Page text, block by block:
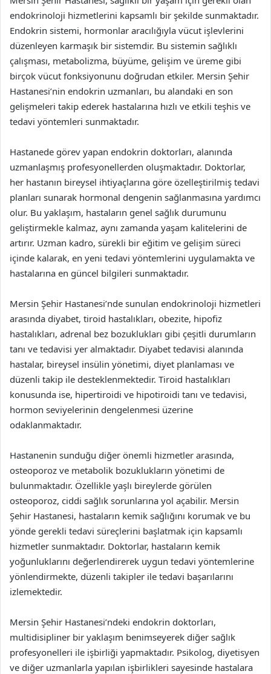
endokrinoloji hizmetlerini kapsamlı bir şekilde sunmaktadır.
Endokrin sistemi, hormonlar aracılığıyla vücut işlevlerini
düzenleyen karmaşık bir sistemdir. Bu sistemin sağlıklı
çalışması, metabolizma, büyüme, gelişim ve üreme gibi
birçok vücut fonksiyonunu doğrudan etkiler. Mersin Şehir
Hastanesi’nin endokrin uzmanları, bu alandaki en son
gelişmeleri takip ederek hastalarına hızlı ve etkili teşhis ve
tedavi yöntemleri sunmaktadır.
Hastanede görev yapan endokrin doktorları, alanında
uzmanlaşmış profesyonellerden oluşmaktadır. Doktorlar,
her hastanın bireysel ihtiyaçlarına göre özelleştirilmiş tedavi
planları sunarak hormonal dengenin sağlanmasına yardımcı
olur. Bu yaklaşım, hastaların genel sağlık durumunu
geliştirmekle kalmaz, aynı zamanda yaşam kalitelerini de
artırır. Uzman kadro, sürekli bir eğitim ve gelişim süreci
içinde kalarak, en yeni tedavi yöntemlerini uygulamakta ve
hastalarına en güncel bilgileri sunmaktadır.
Mersin Şehir Hastanesi’nde sunulan endokrinoloji hizmetleri
arasında diyabet, tiroid hastalıkları, obezite, hipofiz
hastalıkları, adrenal bez bozuklukları gibi çeşitli durumların
tanı ve tedavisi yer almaktadır. Diyabet tedavisi alanında
hastalar, bireysel insülin yönetimi, diyet planlaması ve
düzenli takip ile desteklenmektedir. Tiroid hastalıkları
konusunda ise, hipertiroidi ve hipotiroidi tanı ve tedavisi,
hormon seviyelerinin dengelenmesi üzerine
odaklanmaktadır.
Hastanenin sunduğu diğer önemli hizmetler arasında,
osteoporoz ve metabolik bozuklukların yönetimi de
bulunmaktadır. Özellikle yaşlı bireylerde görülen
osteoporoz, ciddi sağlık sorunlarına yol açabilir. Mersin
Şehir Hastanesi, hastaların kemik sağlığını korumak ve bu
yönde gerekli tedavi süreçlerini başlatmak için kapsamlı
hizmetler sunmaktadır. Doktorlar, hastaların kemik
yoğunluklarını değerlendirerek uygun tedavi yöntemlerine
yönlendirmekte, düzenli takipler ile tedavi başarılarını
izlemektedir.
Mersin Şehir Hastanesi’ndeki endokrin doktorları,
multidisipliner bir yaklaşım benimseyerek diğer sağlık
profesyonelleri ile işbirliği yapmaktadır. Psikolog, diyetisyen
ve diğer uzmanlarla yapılan işbirlikleri sayesinde hastalara